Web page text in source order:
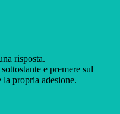
risposta.
e premere sul
propria adesione.